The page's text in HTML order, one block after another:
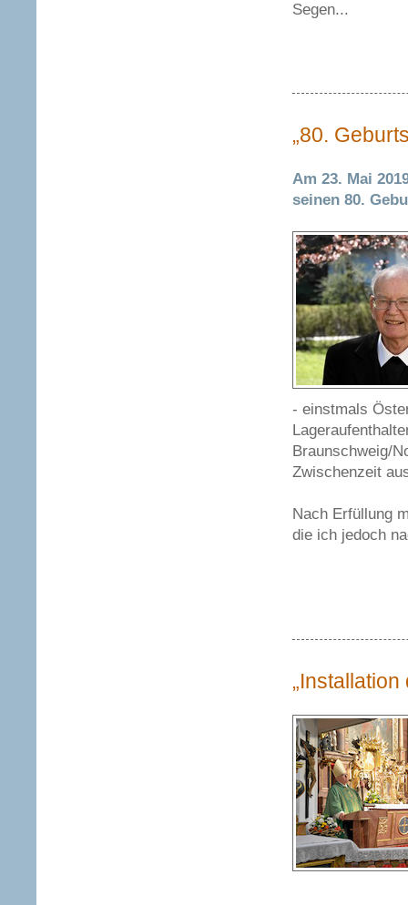
Segen...
„80.
Am 23. Mai
seinen 80.
- einstmals
Braunschweig/
Zwischenzeit
Nach Erfüllung
die ich jedoch
„Installation